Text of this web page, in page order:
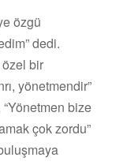
özgü
dedi.
bir
yönetmendir”
bize
çok zordu”